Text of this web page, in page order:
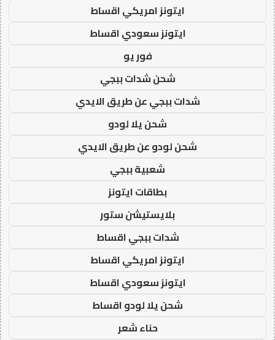
ايتونز امريكي اقساط
ايتونز سعودي اقساط
فور يو
شحن شدات ببجي
شدات ببجي عن طريق الايدي
شحن يلا لودو
شحن لودو عن طريق الايدي
شعبية ببجي
بطاقات ايتونز
بلايستيشن ستور
شدات ببجي اقساط
ايتونز امريكي اقساط
ايتونز سعودي اقساط
شحن يلا لودو اقساط
حناء شعر